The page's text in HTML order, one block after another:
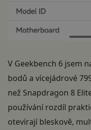
V Geekbench 6 jsem
bodů a vícejádrové
než Snapdragon 8
používání rozdíl
otevírají bleskově,